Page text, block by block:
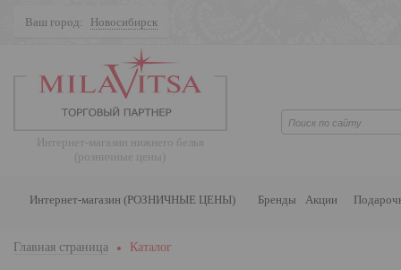
Ваш город: Новосибирск
Интернет-магазин нижнего белья
(розничные цены)
Интернет-магазин (РОЗНИЧНЫЕ ЦЕНЫ) Бренды Акции
Главная страница Каталог